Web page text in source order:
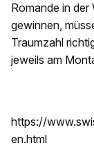
Romande in
gewinnen,
Traumzahl
jeweils am
https://
en.html